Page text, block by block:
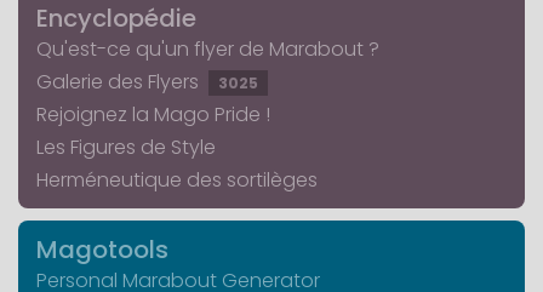
Encyclopédie
Qu'est-ce qu'un flyer de Marabout ?
Galerie des Flyers
3025
Rejoignez la Mago Pride !
Les Figures de Style
Herméneutique des sortilèges
Magotools
Personal Marabout Generator